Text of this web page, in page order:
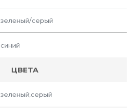
зеленый/серый
синий
ЦВЕТА
зеленый;серый